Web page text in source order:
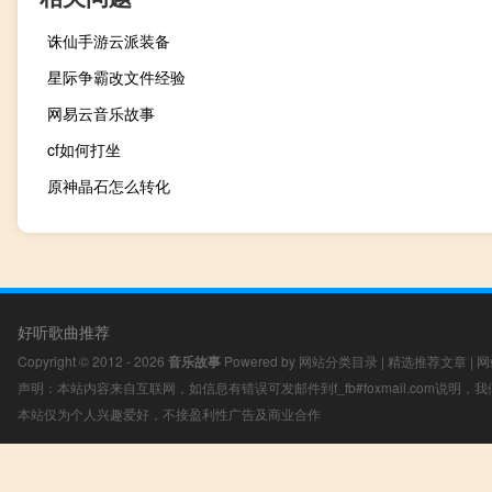
诛仙手游云派装备
星际争霸改文件经验
网易云音乐故事
cf如何打坐
原神晶石怎么转化
好听歌曲推荐
Copyright © 2012 - 2026 音乐故事 Powered by 网站分类目录 | 精选推荐文章 |
声明：本站内容来自互联网，如信息有错误可发邮件到f_fb#foxmail.com说明，
本站仅为个人兴趣爱好，不接盈利性广告及商业合作